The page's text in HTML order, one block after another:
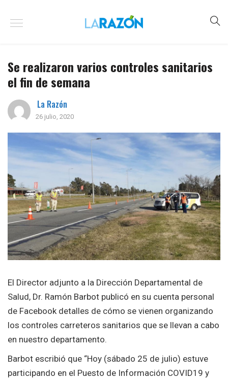
Se realizaron varios controles sanitarios
el fin de semana
La Razón
26 julio, 2020
El Director adjunto a la Dirección Departamental de
Salud, Dr. Ramón Barbot publicó en su cuenta personal
de Facebook detalles de cómo se vienen organizando
los controles carreteros sanitarios que se llevan a cabo
en nuestro departamento.
Barbot escribió que “Hoy (sábado 25 de julio) estuve
participando en el Puesto de Información COVID19 y